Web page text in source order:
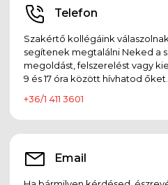
Telefon
Szakértő kollégáink
segítenek megtalálni Neked a
megoldást, felszerelést vagy
9 és 17 óra között hívhatod őket.
+36/1 411 3601
Email